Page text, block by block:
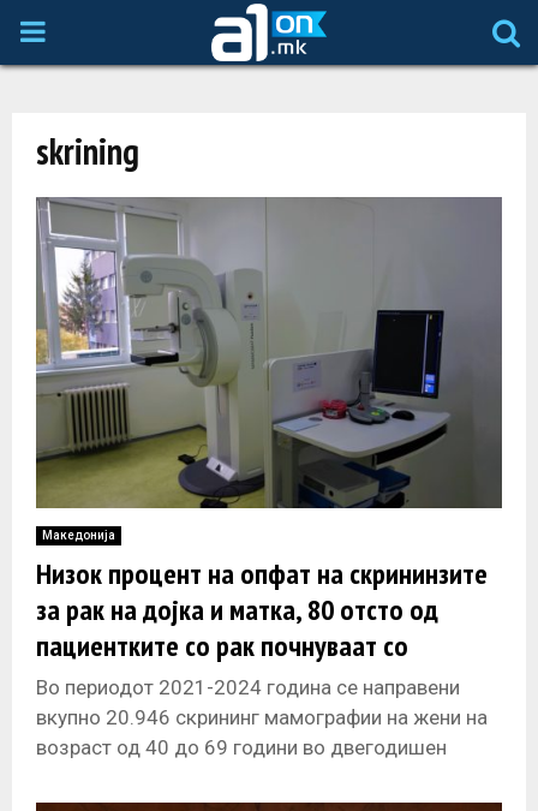
P
M
R
M
E
N
U
skrining
Македонија
Низок процент на опфат на скрининзите
за рак на дојка и матка, 80 отсто од
пациентките со рак почнуваат со
лекување во подоцнежни стадиуми на
болеста
Во периодот 2021-2024 година се направени
вкупно 20.946 скрининг мамографии на жени на
возраст од 40 до 69 години во двегодишен